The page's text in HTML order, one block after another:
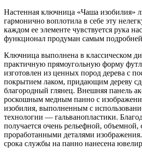
Настенная ключница «Чаша изобилия»
гармонично воплотила в себе эту
каждом ее элементе чувствуется рука
функционал продуман самым
Ключница выполнена в классическом
практичную прямоугольную форму
изготовлен из ценных пород дерева с
покрытием лаком, придающим дереву
благородный глянец. Внешняя панель
роскошным медным панно с
изобилия, выполненным с
технологии — гальванопластики.
получается очень рельефной,
проработанными деталями
срока службы на панно нанесена